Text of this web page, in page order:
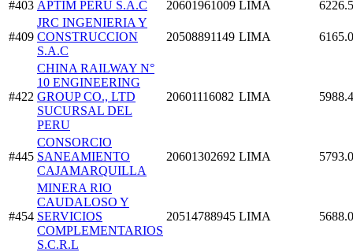
#403 APTIM PERU S.A.C 20601961009 LIMA
#409
JRC INGENIERIA Y
CONSTRUCCION
S.A.C
20508891149 LIMA
#422
CHINA RAILWAY N°
10 ENGINEERING
GROUP CO., LTD
SUCURSAL DEL
PERU
20601116082 LIMA
#445
CONSORCIO
SANEAMIENTO
CAJAMARQUILLA
20601302692 LIMA
#454
MINERA RIO
CAUDALOSO Y
SERVICIOS
COMPLEMENTARIOS
S.C.R.L
20514788945 LIMA